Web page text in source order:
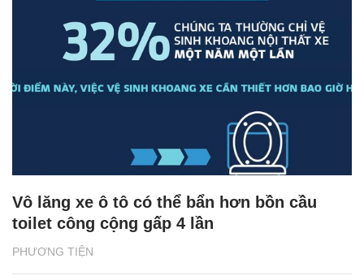
PHƯƠNG TIỆN
Vô lăng xe ô tô có thể bẩn hơn bồn cầu
toilet công cộng gấp 4 lần